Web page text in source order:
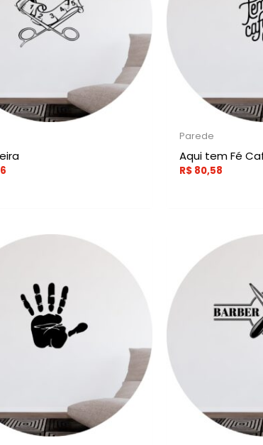
Parede
Aqui tem Fé
R$ 80,58